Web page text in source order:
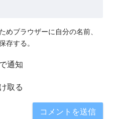
めブラウザーに自分の名前、
存する。
通知
取る